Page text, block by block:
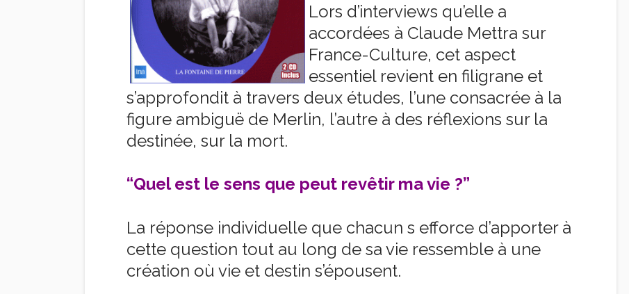
Lors d’interviews qu’elle a
accordées à Claude Mettra sur
France-Culture, cet aspect
essentiel revient en filigrane et
s’approfondit à travers deux études, l’une consacrée à la
figure ambiguë de Merlin, l’autre à des réflexions sur la
destinée, sur la mort.
“Quel est le sens que peut revêtir ma vie ?”
La réponse individuelle que chacun s efforce d’apporter à
cette question tout au long de sa vie ressemble à une
création où vie et destin s’épousent.